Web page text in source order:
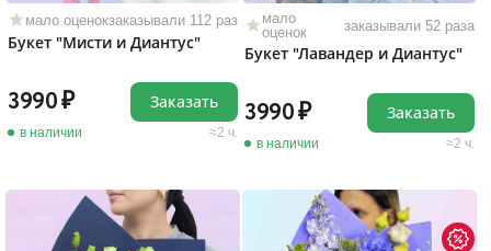
мало оценокзаказывали 112 раз
Букет "Мисти и Диантус"
3990
в наличии 2 ч.
Заказать
мало
оценок
заказывали 52 раза
Букет "Лавандер и Диантус"
3990
в наличии 2 ч.
Заказать